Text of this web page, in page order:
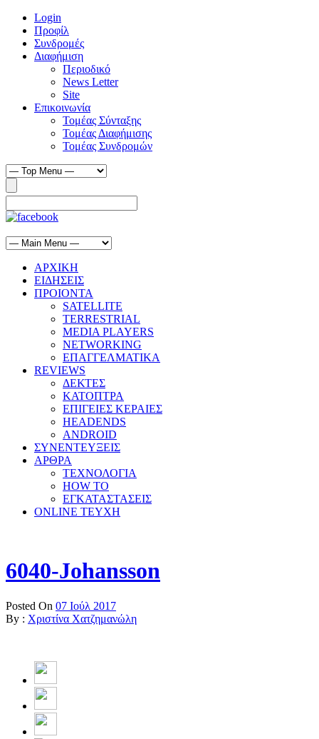
Login
Προφίλ
Συνδρομές
Διαφήμιση
Περιοδικό
News Letter
Site
Επικοινωνία
Τομέας Σύνταξης
Τομέας Διαφήμισης
Τομέας Συνδρομών
ΑΡΧΙΚΗ
ΕΙΔΗΣΕΙΣ
ΠΡΟΙΟΝΤΑ
SATELLITE
TERRESTRIAL
MEDIA PLAYERS
NETWORKING
ΕΠΑΓΓΕΛΜΑΤΙΚΑ
REVIEWS
ΔΕΚΤΕΣ
ΚΑΤΟΠΤΡΑ
ΕΠΙΓΕΙΕΣ ΚΕΡΑΙΕΣ
HEADENDS
ANDROID
ΣΥΝΕΝΤΕΥΞΕΙΣ
ΑΡΘΡΑ
ΤΕΧΝΟΛΟΓΙΑ
HOW TO
ΕΓΚΑΤΑΣΤΑΣΕΙΣ
ONLINE TEYXH
6040-Johansson
Posted On 07 Ιούλ 2017
By : Χριστίνα Χατζημανώλη